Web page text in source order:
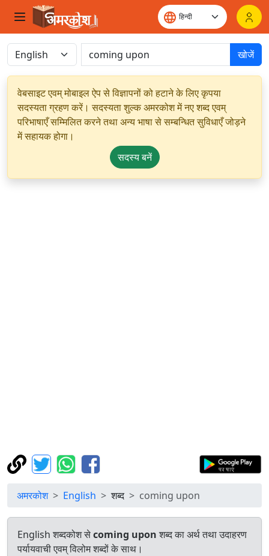
खोजें
वेबसाइट एवम् मोबाइल ऐप से विज्ञापनों को हटाने के लिए कृपया
सदस्यता ग्रहण करें। सदस्यता शुल्क अमरकोश में नए शब्द एवम्
परिभाषाएँ सम्मिलित करने तथा अन्य भाषा से सम्बन्धित सुविधाएँ जोड़ने
में सहायक होगा।
सदस्य बनें
अमरकोश English शब्द coming upon
English शब्दकोश सेcoming uponशब्द का अर्थ तथा उदाहरण
पर्यायवाची एवम् विलोम शब्दों के साथ।